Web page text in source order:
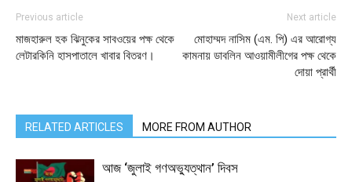
Previous article
মাজহারুল হক ঝিনুকের সাবওয়ের পক্ষ থেকে
লেটারকিনি হাসপাতালে খাবার বিতরণ।
Next article
মোহাম্মদ নাসিম (এম. পি) এর আরোগ্য
কামনায় ডাবলিন আওয়ামীলীগের পক্ষ থেকে
দোয়া প্রার্থী
RELATED ARTICLES MORE FROM AUTHOR
আজ ‘জুলাই গণঅভ্যুত্থান’ দিবস